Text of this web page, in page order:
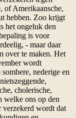
of Amerikaansche,
hebben. Zoo krijgt
het ongeluk den
is voor
- maar daar
over te maken. Het
wordt
nederige en
cholerische,
welke ons op den
verzekerd wordt dat